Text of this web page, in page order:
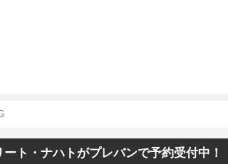
ート・ナハトがプレバンで予約受付中！